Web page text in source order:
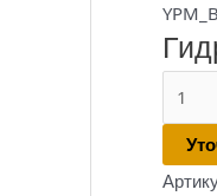
товара